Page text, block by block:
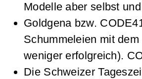
Modelle aber selbst
Goldgena bzw.
Schummeleien mit dem
weniger erfolgreich).
Die Schweizer